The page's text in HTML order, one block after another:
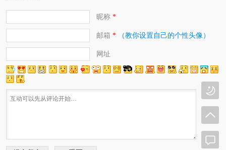
昵称*
邮箱 * （教你设置自己的个性头像）
网址